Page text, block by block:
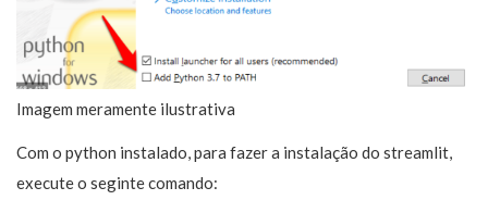
Imagem meramente ilustrativa
Com o python instalado, para fazer a instalação do streamlit,
execute o seginte comando: